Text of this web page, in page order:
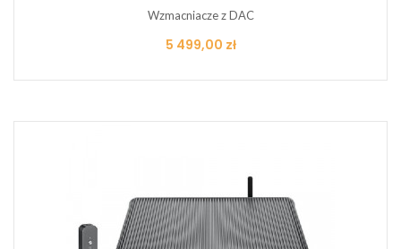
Wzmacniacze z DAC
Cena
5 499,00 zł